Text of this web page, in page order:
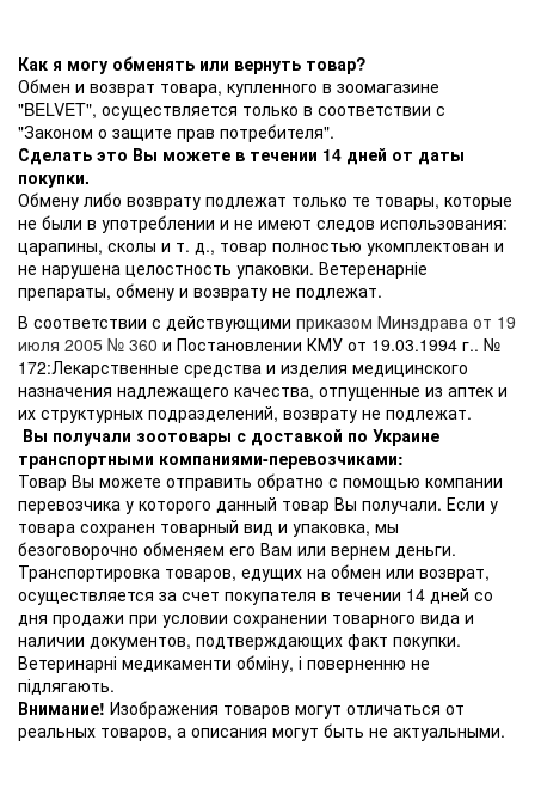
Как я могу обменять или вернуть товар?
Обмен и возврат товара, купленного в зоомагазине
"BELVET", осуществляется только в соответствии с
"Законом о защите прав потребителя".
Сделать это Вы можете в течении 14 дней от даты
покупки.
Обмену либо возврату подлежат только те товары, которые
не были в употреблении и не имеют следов использования:
царапины, сколы и т. д., товар полностью укомплектован и
не нарушена целостность упаковки. Ветеренарніе
препараты, обмену и возврату не подлежат.
В соответствии с действующими приказом Минздрава от 19
июля 2005 № 360 и Постановлении КМУ от 19.03.1994 г.. №
172:Лекарственные средства и изделия медицинского
назначения надлежащего качества, отпущенные из аптек и
их структурных подразделений, возврату не подлежат.
Вы получали зоотовары с доставкой по Украине
транспортными компаниями-перевозчиками:
Товар Вы можете отправить обратно с помощью компании
перевозчика у которого данный товар Вы получали. Если у
товара сохранен товарный вид и упаковка, мы
безоговорочно обменяем его Вам или вернем деньги.
Транспортировка товаров, едущих на обмен или возврат,
осуществляется за счет покупателя в течении 14 дней со
дня продажи при условии сохранении товарного вида и
наличии документов, подтверждающих факт покупки.
Ветеринарні медикаменти обміну, і поверненню не
підлягають.
Внимание! Изображения товаров могут отличаться от
реальных товаров, а описания могут быть не актуальными.